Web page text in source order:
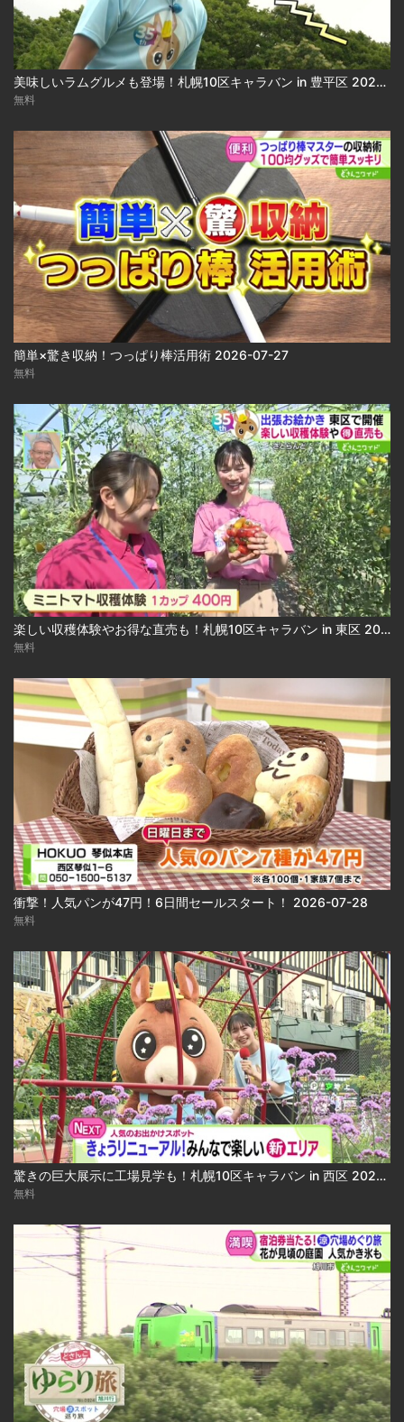
美味しいラムグルメも登場！札幌10区キャラバン in 豊平区 2026-07-31
無料
簡単×驚き収納！つっぱり棒活用術 2026-07-27
無料
楽しい収穫体験やお得な直売も！札幌10区キャラバン in 東区 2026-07-27
無料
衝撃！人気パンが47円！6日間セールスタート！ 2026-07-28
無料
驚きの巨大展示に工場見学も！札幌10区キャラバン in 西区 2026-07-30 2026-07-30
無料